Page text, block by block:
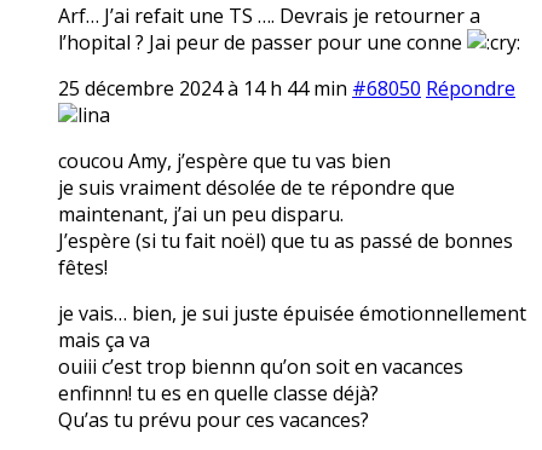
Arf… J’ai refait une TS …. Devrais je retourner a
l’hopital ? Jai peur de passer pour une conne
25 décembre 2024 à 14 h 44 min #68050 Répondre
lina
coucou Amy, j’espère que tu vas bien
je suis vraiment désolée de te répondre que
maintenant, j’ai un peu disparu.
J’espère (si tu fait noël) que tu as passé de bonnes
fêtes!
je vais… bien, je sui juste épuisée émotionnellement
mais ça va
ouiii c’est trop biennn qu’on soit en vacances
enfinnn! tu es en quelle classe déjà?
Qu’as tu prévu pour ces vacances?